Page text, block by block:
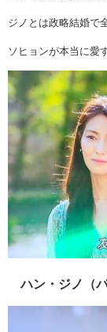
ジノとは政略結婚で
ソヒョンが本当に愛
ハン・ジノ（